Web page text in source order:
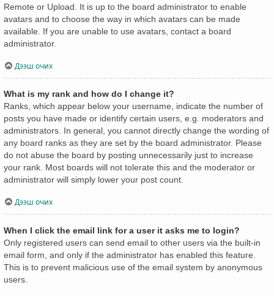
Remote or Upload. It is up to the board administrator to enable
avatars and to choose the way in which avatars can be made
available. If you are unable to use avatars, contact a board
administrator.
Дээш очих
What is my rank and how do I change it?
Ranks, which appear below your username, indicate the number of
posts you have made or identify certain users, e.g. moderators and
administrators. In general, you cannot directly change the wording of
any board ranks as they are set by the board administrator. Please
do not abuse the board by posting unnecessarily just to increase
your rank. Most boards will not tolerate this and the moderator or
administrator will simply lower your post count.
Дээш очих
When I click the email link for a user it asks me to login?
Only registered users can send email to other users via the built-in
email form, and only if the administrator has enabled this feature.
This is to prevent malicious use of the email system by anonymous
users.